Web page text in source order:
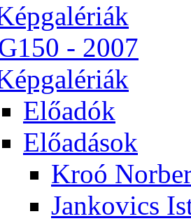
- 2007
Elő­adók
Elő­adá­sok
Kroó
Jan­ko­vics